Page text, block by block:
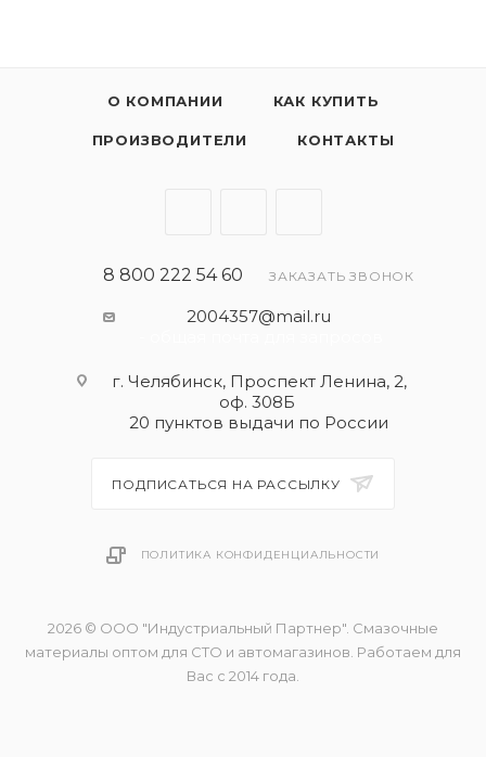
О КОМПАНИИ КАК КУПИТЬ
ПРОИЗВОДИТЕЛИ КОНТАКТЫ
8 800 222 54 60 ЗАКАЗАТЬ ЗВОНОК
2004357@mail.ru
г. Челябинск, Проспект Ленина, 2,
оф. 308Б
20 пунктов выдачи по России
ПОДПИСАТЬСЯ НА РАССЫЛКУ
ПОЛИТИКА КОНФИДЕНЦИАЛЬНОСТИ
2026 © ООО "Индустриальный Партнер". Смазочные
материалы оптом для СТО и автомагазинов. Работаем для
Вас с 2014 года.